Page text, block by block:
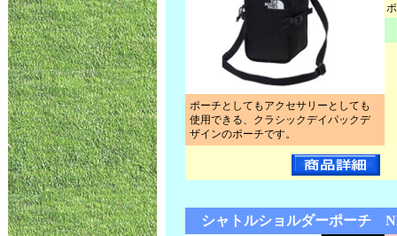
ポーチとしてもアクセサリーとしても
使用できる、クラシックデイパックデ
ザインのポーチです。
シャトルショルダーポーチ